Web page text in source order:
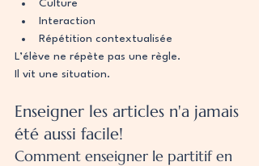
Culture
Interaction
Répétition contextualisée
L’élève ne répète pas une règle.
Il vit une situation.
Enseigner les articles n'a jamais
été aussi facile!
Comment enseigner le partitif en